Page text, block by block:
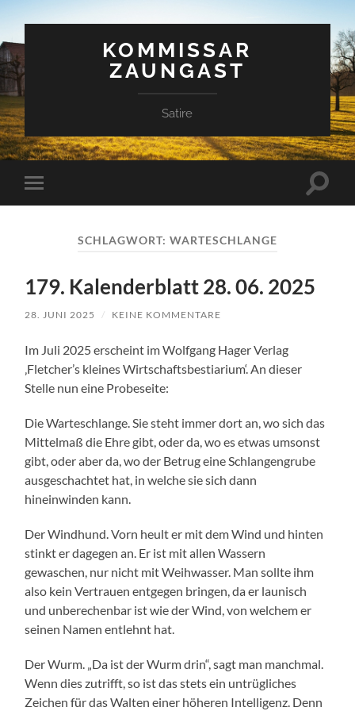
KOMMISSAR
ZAUNGAST
Satire
Mobile-
Menü
SCHLAGWORT: WARTESCHLANGE
179. Kalenderblatt 28. 06. 2025
28. JUNI 2025 / KEINE KOMMENTARE
Im Juli 2025 erscheint im Wolfgang Hager Verlag
‚Fletcher’s kleines Wirtschaftsbestiarium‘. An dieser
Stelle nun eine Probeseite:
Die Warteschlange. Sie steht immer dort an, wo sich das
Mittelmaß die Ehre gibt, oder da, wo es etwas umsonst
gibt, oder aber da, wo der Betrug eine Schlangengrube
ausgeschachtet hat, in welche sie sich dann
hineinwinden kann.
Der Windhund. Vorn heult er mit dem Wind und hinten
stinkt er dagegen an. Er ist mit allen Wassern
gewaschen, nur nicht mit Weihwasser. Man sollte ihm
also kein Vertrauen entgegen bringen, da er launisch
und unberechenbar ist wie der Wind, von welchem er
seinen Namen entlehnt hat.
Der Wurm. „Da ist der Wurm drin“, sagt man manchmal.
Wenn dies zutrifft, so ist das stets ein untrügliches
Zeichen für das Walten einer höheren Intelligenz. Denn